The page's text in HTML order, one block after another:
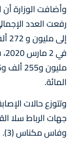
وأضافت الوزارة
رفعت العدد
المائة.
وفاس مكناس (3).